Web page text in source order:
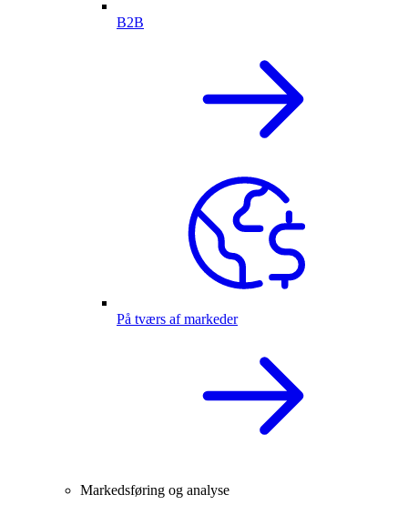
B2B
På tværs af markeder
Markedsføring og analyse